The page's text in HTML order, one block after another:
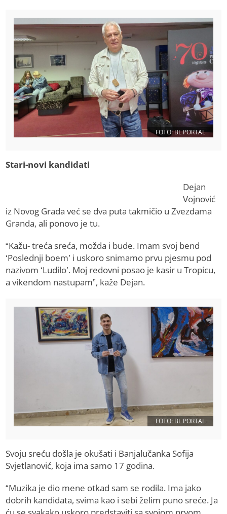
FOTO: BL PORTAL
Stari-novi kandidati
Dejan
Vojnović
iz Novog Grada već se dva puta takmičio u Zvezdama
Granda, ali ponovo je tu.
“Kažu- treća sreća, možda i bude. Imam svoj bend
‘Poslednji boem’ i uskoro snimamo prvu pjesmu pod
nazivom ‘Ludilo’. Moj redovni posao je kasir u Tropicu,
a vikendom nastupam”, kaže Dejan.
FOTO: BL PORTAL
Svoju sreću došla je okušati i Banjalučanka Sofija
Svjetlanović, koja ima samo 17 godina.
“Muzika je dio mene otkad sam se rodila. Ima jako
dobrih kandidata, svima kao i sebi želim puno sreće. Ja